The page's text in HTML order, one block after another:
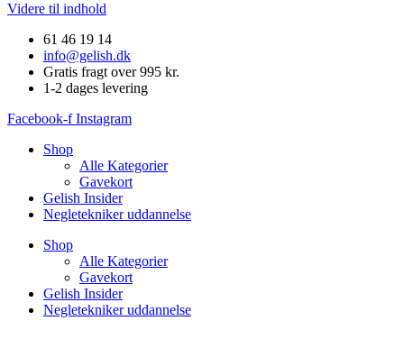
Videre til indhold
61 46 19 14
info@gelish.dk
Gratis fragt over 995 kr.
1-2 dages levering
Facebook-f Instagram
Shop
Alle Kategorier
Gavekort
Gelish Insider
Negletekniker uddannelse
Shop
Alle Kategorier
Gavekort
Gelish Insider
Negletekniker uddannelse